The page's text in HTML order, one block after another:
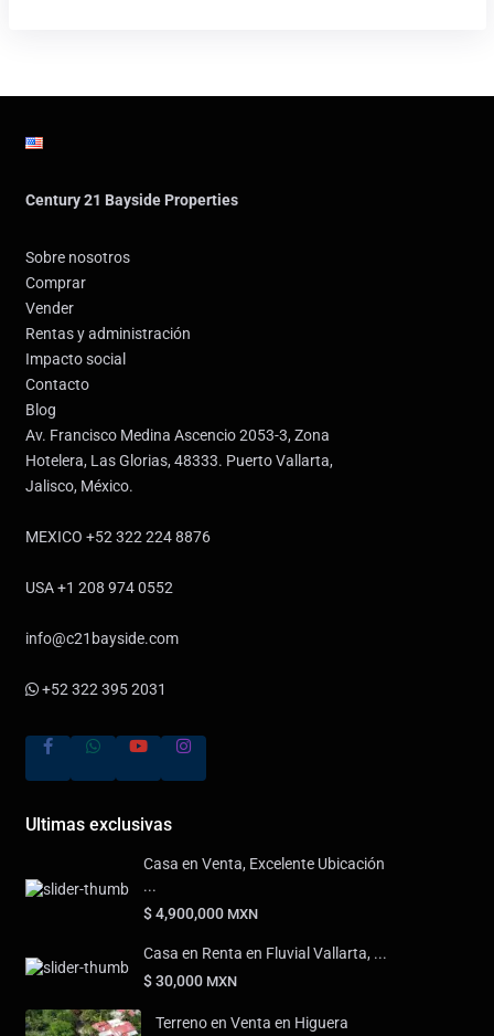
Century 21 Bayside Properties
Sobre nosotros
Comprar
Vender
Rentas y administración
Impacto social
Contacto
Blog
Av. Francisco Medina Ascencio 2053-3, Zona
Hotelera, Las Glorias, 48333. Puerto Vallarta,
Jalisco, México.
MEXICO +52 322 224 8876
USA +1 208 974 0552
info@c21bayside.com
+52 322 395 2031
Ultimas exclusivas
Casa en Venta, Excelente Ubicación
...
$ 4,900,000 MXN
Casa en Renta en Fluvial Vallarta, ...
$ 30,000 MXN
Terreno en Venta en Higuera